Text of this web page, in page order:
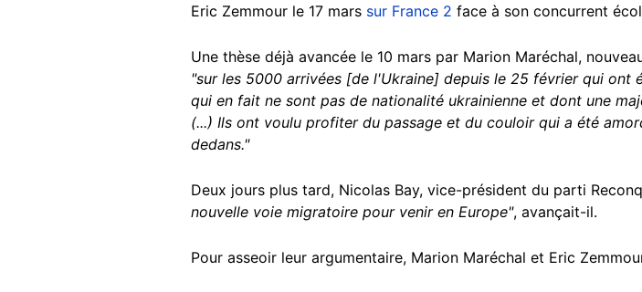
Eric Zemmour le 17 mars sur France 2 face à son concurrent
Une thèse déjà avancée le 10 mars par Marion Maréchal,
"sur les 5000 arrivées [de l'Ukraine] depuis le 25 février qui ont
qui en fait ne sont pas de nationalité ukrainienne et dont une
(...) Ils ont voulu profiter du passage et du couloir qui a été
dedans."
Deux jours plus tard, Nicolas Bay, vice-président du parti
nouvelle voie migratoire pour venir en Europe", avançait-il.
Pour asseoir leur argumentaire, Marion Maréchal et Eric